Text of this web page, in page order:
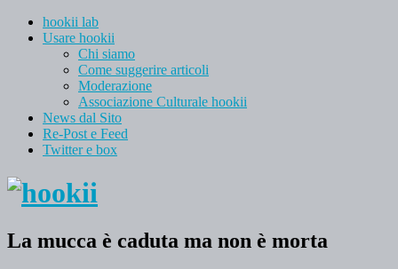
hookii lab
Usare hookii
Chi siamo
Come suggerire articoli
Moderazione
Associazione Culturale hookii
News dal Sito
Re-Post e Feed
Twitter e box
La mucca è caduta ma non è morta